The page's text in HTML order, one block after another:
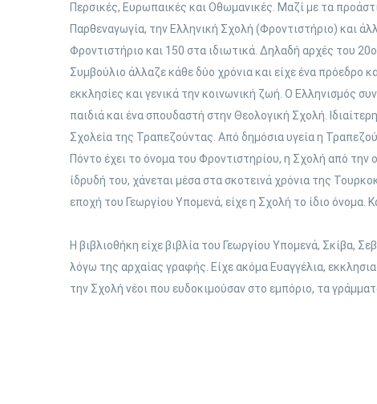
Περσικές, Ευρωπαικές και Οθωμανικές. Μαζί με τα
Παρθεναγωγία, την Ελληνική Σχολή (Φροντιστήριο) και
Φροντιστήριο και 150 στα ιδιωτικά. Δηλαδή αρχές του
Συμβούλιο άλλαζε κάθε δύο χρόνια και είχε ένα πρόεδρο
εκκλησίες και γενικά την κοινωνική ζωή. Ο Ελληνισμός
παιδιά και ένα σπουδαστή στην Θεολογική Σχολή.
Σχολεία της Τραπεζούντας. Από δημόσια υγεία η
Πόντο έχει το όνομα του Φροντιστηρίου, η Σχολή από την
ίδρυδή του, χάνεται μέσα στα σκοτεινά χρόνια της
εποχή του Γεωργίου Υπομενά, είχε η Σχολή το ίδιο όνομα.
Η βιβλιοθήκη είχε βιβλία του Γεωργίου Υπομενά, Σκίβα,
λόγω της αρχαίας γραφής. Είχε ακόμα Ευαγγέλια,
την Σχολή νέοι που ευδοκιμούσαν στο εμπόριο, τα